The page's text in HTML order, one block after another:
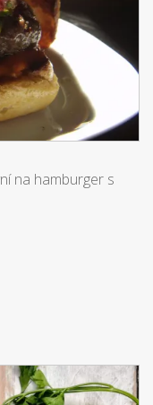
na hamburger s